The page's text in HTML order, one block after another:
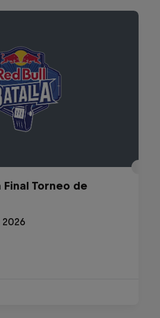
Final Torneo de
2026